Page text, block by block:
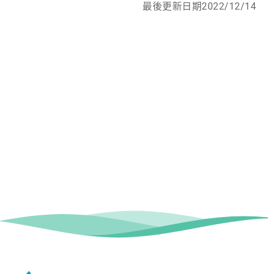
最後更新日期2022/12/14